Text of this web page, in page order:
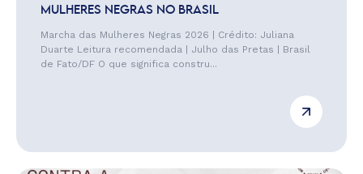
MULHERES NEGRAS NO BRASIL
Marcha das Mulheres Negras 2026 | Crédito: Juliana
Duarte Leitura recomendada | Julho das Pretas | Brasil
de Fato/DF O que significa constru...